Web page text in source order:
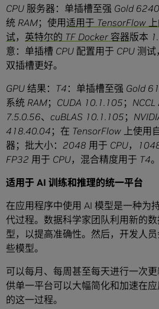
CPU 服务器：单插槽至强 Gold 6240
统 RAM；使用适用于 TensorFlow
试， 英特尔的 TF Docker 容器版本
意：单插槽 CPU 配置用于 CPU 测试
双插槽更好。
GPU 结果： T4 ：单插槽至强 Gold
系统 RAM； CUDA 10.1.105 ；
7.5.0.56、 cuBLAS 10.1.105 ；
418.40.04 ；在 TensorFlow 上使用
器；批大小： 2048 用于 CPU，
FP32 用于 CPU，混合精度用于 T4。
适用于 AI 训练和推理的统一平台
在应用程序中使用 AI 模型是一种为
代过程。数据科学家团队利用新的
型，以提高准确性。然后，开发人
些模型。
可以每月、每周甚至每天进行一次
供单一平台可以大幅简化和加速在
的这一过程。